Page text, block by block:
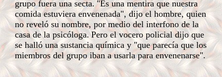
grupo fuera una secta. "Es una mentira que nuestra
comida estuviera envenenada", dijo el hombre, quien
no reveló su nombre, por medio del interfono de la
casa de la psicóloga. Pero el vocero policial dijo que
se halló una sustancia química y "que parecía que los
miembros del grupo iban a usarla para envenenarse".